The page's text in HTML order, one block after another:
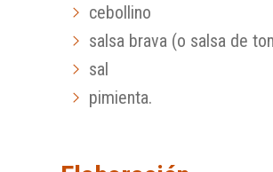
cebollino
salsa brava (o salsa de
sal
pimienta.